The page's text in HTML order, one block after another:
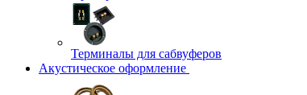
Терминалы для сабвуферов
Акустическое оформление